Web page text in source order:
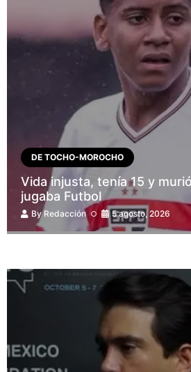
DE TOCHO-MOROCHO
Vida injusta, tenía 15 y
jugaba Futbol
ByRedacción 5 agosto, 2026